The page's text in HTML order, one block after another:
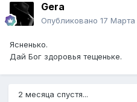
Gera
Опубликовано 17
Ясненько.
Дай Бог здоровья тещеньке.
2 месяца спустя...